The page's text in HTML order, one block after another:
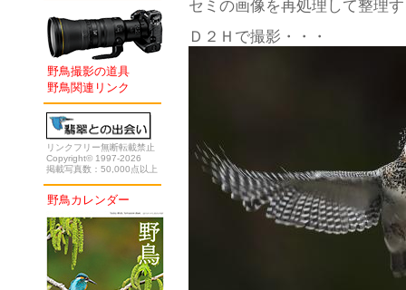
野鳥撮影の道具
野鳥関連リンク
リンクフリー無断転載禁止
Copyright© 1997-2026
掲載写真数：50,000点以上
野鳥カレンダー
セミの画像を再処理して整理
Ｄ２Ｈで撮影・・・